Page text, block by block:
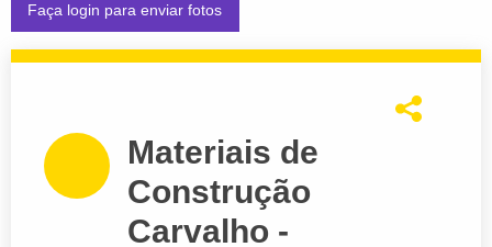
Faça login para enviar fotos
Materiais de
Construção
Carvalho -